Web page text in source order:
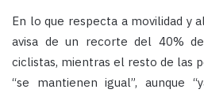
En lo que respecta a movilidad y
avisa de un recorte del 40%
ciclistas, mientras el resto de las
“se mantienen igual”, aunque